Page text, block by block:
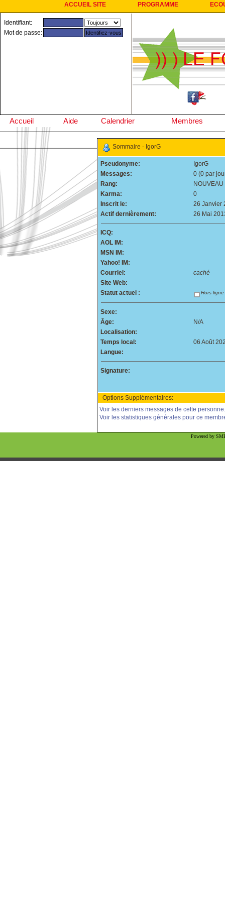
ACCUEIL SITE PROGRAMME
Identifiant:
Mot de passe:
Accueil Aide Calendrier Membres
Sommaire - IgorG
Pseudonyme:
IgorG
Messages:
0 (0 par
Rang:
NOUVEAU
Karma:
0
Inscrit le:
26 Janvier
Actif dernièrement:
26 Mai
ICQ:
AOL IM:
MSN IM:
Yahoo! IM:
Courriel:
caché
Site Web:
Statut actuel :
Hors ligne
Sexe:
Âge:
N/A
Localisation:
Temps local:
06 Août
Langue:
Signature:
Options Supplémentaires:
Voir les derniers messages de cette
Voir les statistiques générales pour ce
Powered by